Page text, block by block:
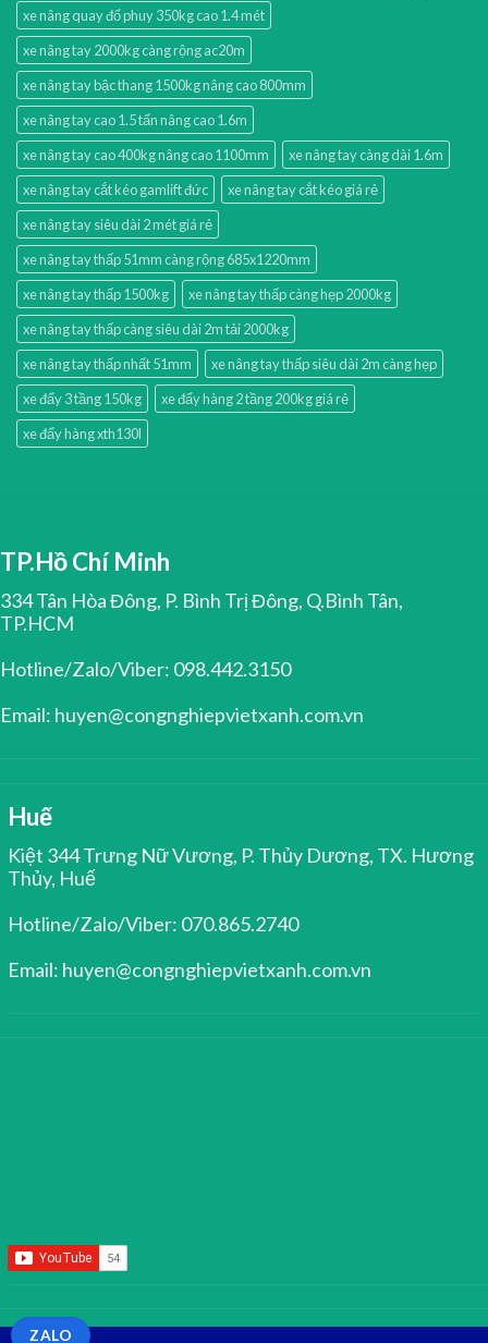
xe nâng quay đổ phuy 350kg cao 1.4 mét
xe nâng tay 2000kg càng rộng ac20m
xe nâng tay bậc thang 1500kg nâng cao 800mm
xe nâng tay cao 1.5 tấn nâng cao 1.6m
xe nâng tay cao 400kg nâng cao 1100mm
xe nâng tay càng dài 1.6m
xe nâng tay cắt kéo gamlift đức
xe nâng tay cắt kéo giá rẻ
xe nâng tay siêu dài 2 mét giá rẻ
xe nâng tay thấp 51mm càng rộng 685x1220mm
xe nâng tay thấp 1500kg
xe nâng tay thấp càng hẹp 2000kg
xe nâng tay thấp càng siêu dài 2m tải 2000kg
xe nâng tay thấp nhất 51mm
xe nâng tay thấp siêu dài 2m càng hẹp
xe đẩy 3 tầng 150kg
xe đẩy hàng 2 tầng 200kg giá rẻ
xe đẩy hàng xth130l
TP.Hồ Chí Minh
334 Tân Hòa Đông, P. Bình Trị Đông, Q.Bình Tân,
TP.HCM
Hotline/Zalo/Viber: 098.442.3150
Email: huyen@congnghiepvietxanh.com.vn
Huế
Kiệt 344 Trưng Nữ Vương, P. Thủy Dương, TX. Hương
Thủy, Huế
Hotline/Zalo/Viber: 070.865.2740
Email: huyen@congnghiepvietxanh.com.vn
ZALO